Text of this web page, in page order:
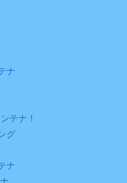
滝沢秀明の新オーディショ
ナ
テナ！
グ
ナ